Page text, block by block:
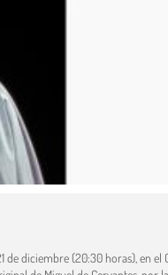
de diciembre (20:30 horas), en